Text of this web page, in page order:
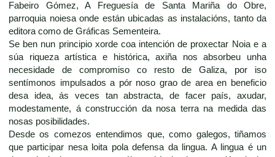
Fabeiro Gómez, A Freguesía de Santa Mariña do Obre,
parroquia noiesa onde están ubicadas as instalacións, tanto da
editora como de Gráficas Sementeira.
Se ben nun principio xorde coa intención de proxectar Noia e a
súa riqueza artística e histórica, axiña nos absorbeu unha
necesidade de compromiso co resto de Galiza, por iso
sentímonos impulsados a pór noso grao de area en beneficio
desa idea, ás veces tan abstracta, de facer país, axudar,
modestamente, á construcción da nosa terra na medida das
nosas posibilidades.
Desde os comezos entendimos que, como galegos, tiñamos
que participar nesa loita pola defensa da lingua. A lingua é un